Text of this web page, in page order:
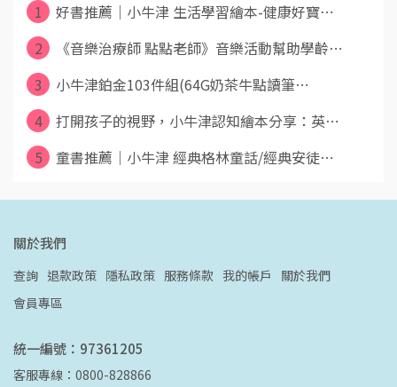
1
好書推薦｜小牛津 生活學習繪本-健康好寶⋯
2
《音樂治療師 點點老師》音樂活動幫助學齡⋯
3
小牛津鉑金103件組(64G奶茶牛點讀筆⋯
4
打開孩子的視野，小牛津認知繪本分享：英⋯
5
童書推薦｜小牛津 經典格林童話/經典安徒⋯
關於我們
查詢 退款政策 隱私政策 服務條款 我的帳戶
關於我們
會員專區
統一編號：97361205
客服專線：0800-828866